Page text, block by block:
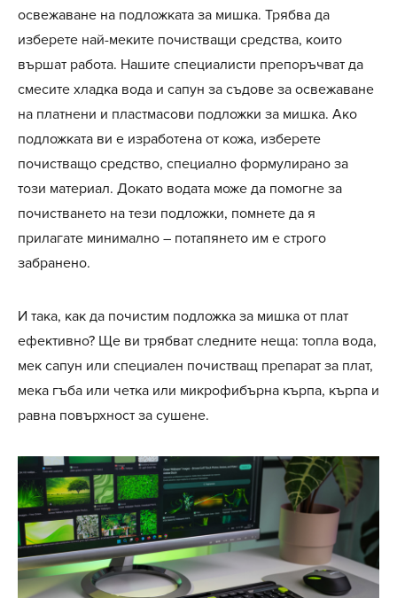
освежаване на подложката за мишка. Трябва да
изберете най-меките почистващи средства, които
вършат работа. Нашите специалисти препоръчват да
смесите хладка вода и сапун за съдове за освежаване
на платнени и пластмасови подложки за мишка. Ако
подложката ви е изработена от кожа, изберете
почистващо средство, специално формулирано за
този материал. Докато водата може да помогне за
почистването на тези подложки, помнете да я
прилагате минимално – потапянето им е строго
забранено.
И така, как да почистим подложка за мишка от плат
ефективно? Ще ви трябват следните неща: топла вода,
мек сапун или специален почистващ препарат за плат,
мека гъба или четка или микрофибърна кърпа, кърпа и
равна повърхност за сушене.